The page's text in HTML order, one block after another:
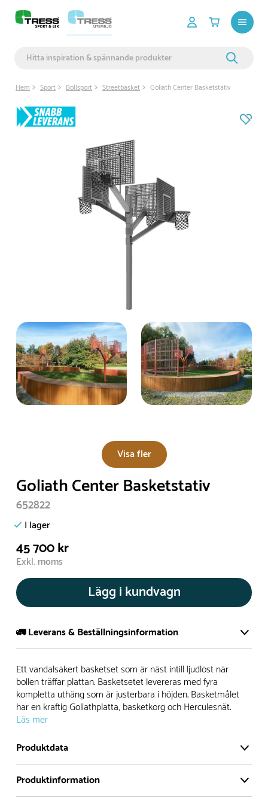
Hem Sport Bollsport Streetbasket Goliath Center Basketstativ
Visa fler
Goliath Center Basketstativ
652822
I lager
45 700 kr
Exkl. moms
Lägg i kundvagn
🚛 Leverans & Beställningsinformation
Normalt sätt tillverkar vi alla produkter efter beställning.
Detta gör vi för att garantera att du inte ska få en produkt
som legat på en hylla under längre tid och därför förkortat
livslängden på produkten.
Däremot har vi många produkter utan trä som kan
levereras i stort sett omgående, exempelvis Boulder Rocks,
gungor, mål, basket, bordtennis, fristående rutschar,
klätternät, studsmattor, bänkbord med mera.
Ett vandalsäkert basketset som är näst intill ljudlöst när
bollen träffar plattan. Basketsetet levereras med fyra
kompletta uthäng som är justerbara i höjden. Basketmålet
har en kraftig Goliathplatta, basketkorg och Herculesnät.
Läs mer
Produktdata
Monteringstid
Produktinformation